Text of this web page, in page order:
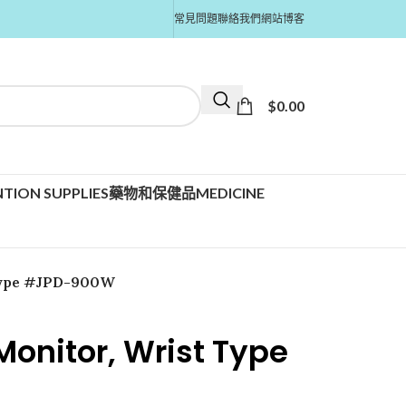
常見問題聯絡我們網站博客
$0.00
SUPPLIES藥物和保健品MEDICINE
#JPD-900W
Wrist Type